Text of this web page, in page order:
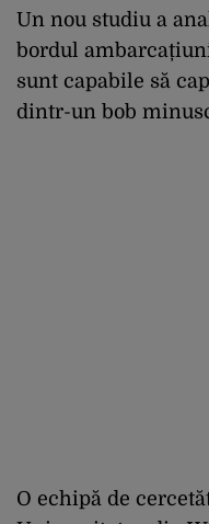
Un nou studiu a
bordul
sunt capabile să
dintr-un bob
O echipă de